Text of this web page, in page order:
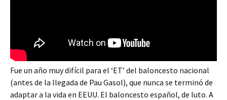
Fue un año muy difícil para el ‘ET’ del baloncesto nacional
(antes de la llegada de Pau Gasol), que nunca se terminó de
adaptar a la vida en EEUU. El baloncesto español, de luto. A